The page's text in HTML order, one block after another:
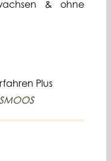
& ohne
Plus